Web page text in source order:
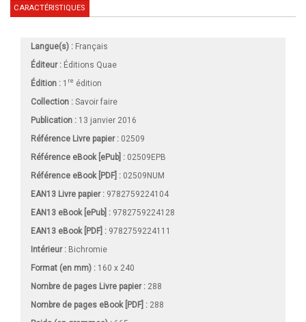
CARACTÉRISTIQUES
Langue(s) : Français
Éditeur : Éditions Quae
Édition : 1 re édition
Collection : Savoir faire
Publication : 13 janvier 2016
Référence Livre papier : 02509
Référence eBook [ePub] : 02509EPB
Référence eBook [PDF] : 02509NUM
EAN13 Livre papier : 9782759224104
EAN13 eBook [ePub] : 9782759224128
EAN13 eBook [PDF] : 9782759224111
Intérieur : Bichromie
Format (en mm) : 160 x 240
Nombre de pages Livre papier: 288
Nombre de pages eBook [PDF] : 288